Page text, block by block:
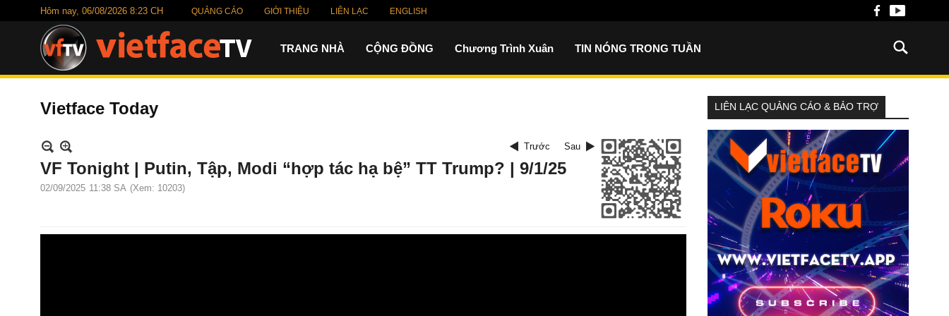
Hôm nay, 06/08/2026 8:23 CH QUẢNG CÁO GIỚI THIỆU LIÊN LẠC ENGLISH
TRANG NHÀ CỘNG ĐỒNG Chương Trình Xuân TIN NÓNG TRONG TUẦN
Vietface Today
Trước Sau
VF Tonight | Putin, Tập, Modi “hợp tác hạ bệ” TT Trump? | 9/1/25
02/09/2025 11:38 SA (Xem: 10203)
LIÊN LẠC QUẢNG CÁO & BẢO TRỢ